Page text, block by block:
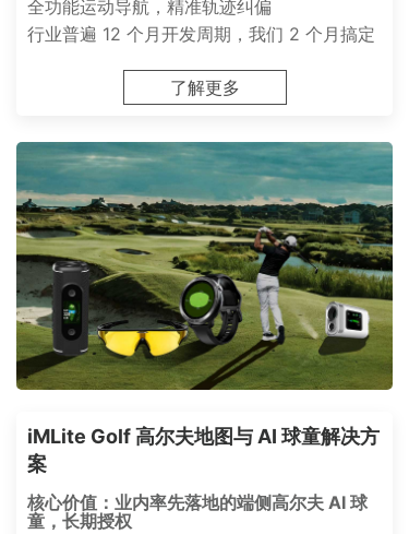
全功能运动导航，精准轨迹纠偏
行业普遍 12 个月开发周期，我们 2 个月搞定
了解更多
iMLite Golf 高尔夫地图与 AI 球童解决方
案
核心价值：业内率先落地的端侧高尔夫 AI 球
童，长期授权